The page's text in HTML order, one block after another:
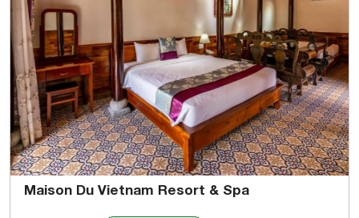
Maison Du Vietnam Resort & Spa